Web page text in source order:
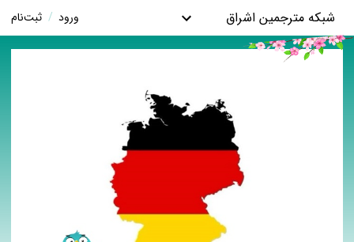
شبکه مترجمین اشراق ورود / ثبت‌نام